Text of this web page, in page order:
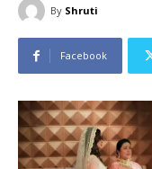
By Shruti
Facebook